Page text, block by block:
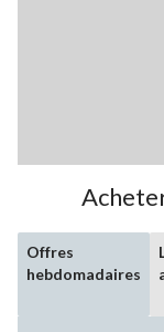
Offres
hebdomadaires